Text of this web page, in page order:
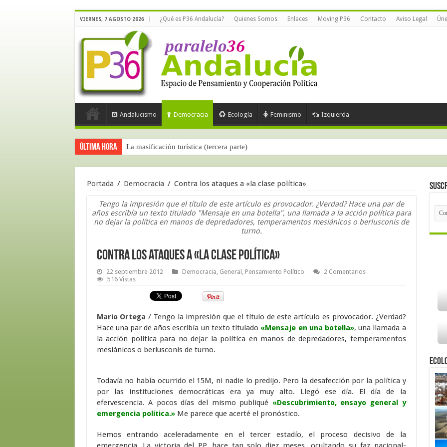
VIERNES, 7 AGOSTO 2026 ¿Qué es P36 Andalucía? Quienes Somos Enlaces Moving P36 Contacto Aviso Legal
Andalucismo Democracia Ecología Feminismo Izquierda
Última hora La masificación turística (tercera parte)
Portada / Democracia / Contra los ataques a «la clase política»
Tengo la impresión que el título de este artículo es provocador. ¿Verdad? Hace una par de
años escribía un texto titulado "Mensaje en una botella", una llamada a la acción política para
no dejar la política en manos de depredadores, temperamentos mesiánicos o berlusconis de
turno.
Contra los ataques a «la clase política»
22 septiembre 2012 Democracia, General , Pensamiento Político
2 Comentarios
516 Vistas
Mario Ortega / Tengo la impresión que el título de este artículo es provocador. ¿Verdad?
Hace una par de años escribía un texto titulado «Mensaje en una botella», una llamada a
la acción política para no dejar la política en manos de depredadores, temperamentos
mesiánicos o berlusconis de turno.
Todavía no había ocurrido el 15M, ni nadie lo predijo. Pero la desafección por la política y
por las instituciones democráticas era ya muy alto. Llegó ese día. El día de la
efervescencia. A pocos días del mismo publiqué «Descubrimiento, ensayo general y
emergencia política.»Me parece que acerté el pronóstico.
Hemos entrando aceleradamente en el tercer estadío, el proceso decisivo de la